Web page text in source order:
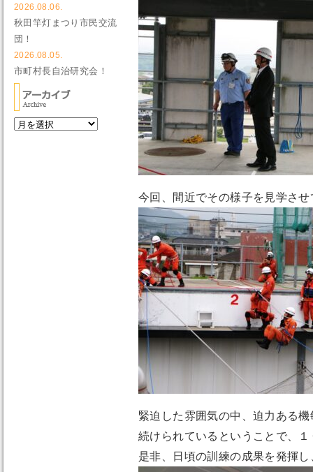
今回、間近でその様子を見学さ
緊迫した雰囲気の中、迫力ある
続けられているということで、
是非、日頃の訓練の成果を発揮
2026.08.06.
秋田竿灯まつり市民交流
団！
2026.08.05.
市町村長自治研究会！